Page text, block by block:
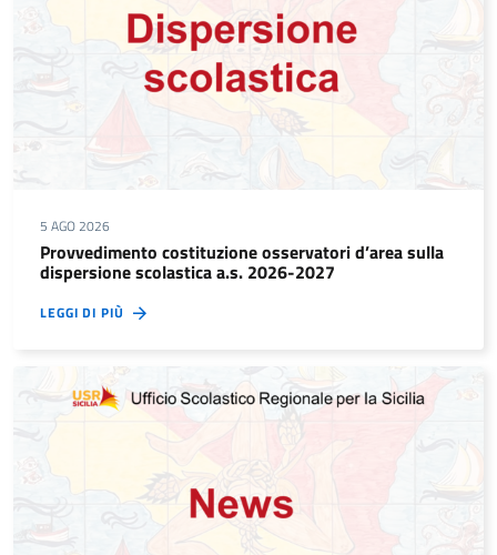
5 AGO 2026
Provvedimento costituzione osservatori d’area sulla
dispersione scolastica a.s. 2026-2027
LEGGI DI PIÙ